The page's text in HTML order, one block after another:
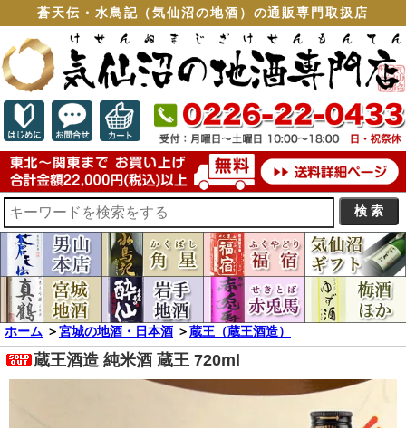
蒼天伝・水鳥記（気仙沼の地酒）の通販専門取扱店
ホーム ＞宮城の地酒・日本酒 ＞蔵王（蔵王酒造）
蔵王酒造 純米酒 蔵王 720ml